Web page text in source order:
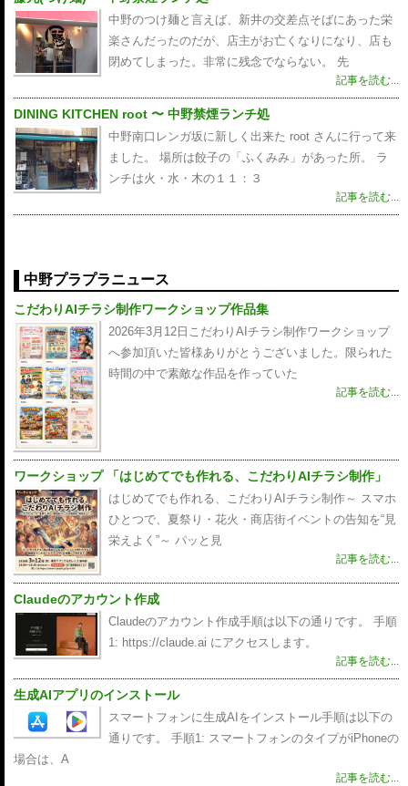
中野のつけ麺と言えば、新井の交差点そばにあった栄
楽さんだったのだが、店主がお亡くなりになり、店も
閉めてしまった。非常に残念でならない。 先
記事を読む...
DINING KITCHEN root 〜 中野禁煙ランチ処
中野南口レンガ坂に新しく出来た root さんに行って来
ました。 場所は餃子の「ふくみみ」があった所。 ラ
ンチは火・水・木の１１：３
記事を読む...
中野プラプラニュース
こだわりAIチラシ制作ワークショップ作品集
2026年3月12日こだわりAIチラシ制作ワークショップ
へ参加頂いた皆様ありがとうございました。限られた
時間の中で素敵な作品を作っていた
記事を読む...
ワークショップ 「はじめてでも作れる、こだわりAIチラシ制作」
はじめてでも作れる、こだわりAIチラシ制作～ スマホ
ひとつで、夏祭り・花火・商店街イベントの告知を“見
栄えよく”～ パッと見
記事を読む...
Claudeのアカウント作成
Claudeのアカウント作成手順は以下の通りです。 手順
1: https://claude.ai にアクセスします。
記事を読む...
生成AIアプリのインストール
スマートフォンに生成AIをインストール手順は以下の
通りです。 手順1: スマートフォンのタイプがiPhoneの
場合は、A
記事を読む...